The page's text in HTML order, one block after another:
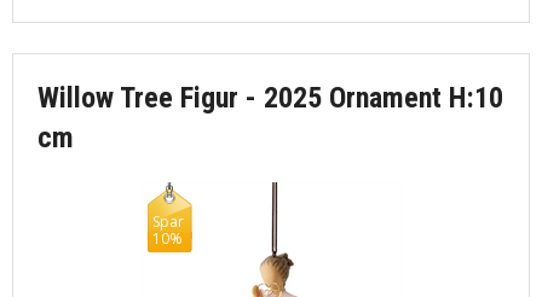
Willow Tree Figur - 2025 Ornament H:10
cm
Spar
10%